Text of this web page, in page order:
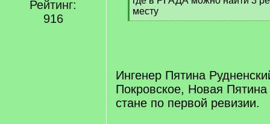
Рейтинг:
916
месту
[
Ингенер Пятина
Покровское, Новая
стане по первой ревизии.